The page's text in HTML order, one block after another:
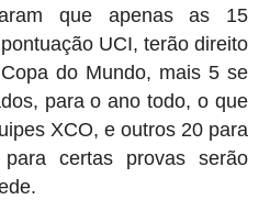
que apenas as 15
UCI, terão direito
do Mundo, mais 5 se
para o ano todo, o que
XCO, e outros 20 para
certas provas serão